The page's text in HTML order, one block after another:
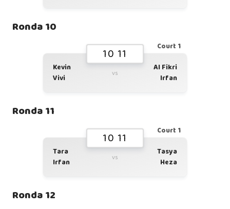
Ronda 10
Court 1
10 11
Kevin
Vivi
vs
Al Fikri
Irfan
Ronda 11
Court 1
10 11
Tara
Irfan
vs
Tasya
Heza
Ronda 12